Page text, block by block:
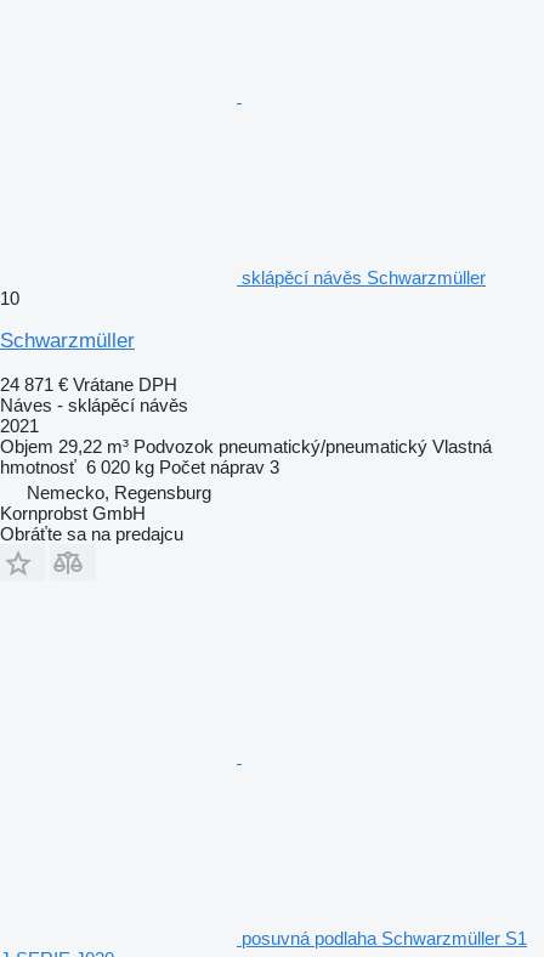
sklápěcí návěs Schwarzmüller
10
Schwarzmüller
24 871 € Vrátane DPH
Náves - sklápěcí návěs
2021
Objem 29,22 m³ Podvozok pneumatický/pneumatický Vlastná
hmotnosť 6 020 kg Počet náprav 3
Nemecko, Regensburg
Kornprobst GmbH
Obráťte sa na predajcu
posuvná podlaha Schwarzmüller S1